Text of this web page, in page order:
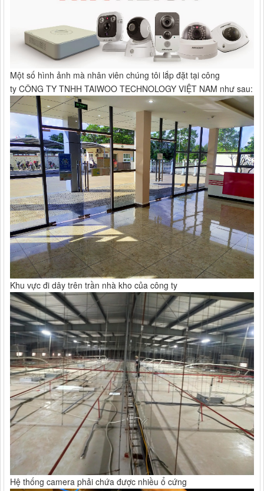
Một số hình ảnh mà nhân viên chúng tôi lắp đặt tại công
ty CÔNG TY TNHH TAIWOO TECHNOLOGY VIỆT NAM như sau:
Khu vực đi dây trên trần nhà kho của công ty
Hệ thống camera phải chứa được nhiều ổ cứng